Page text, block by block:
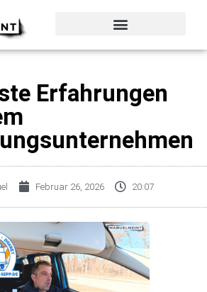
Erfahrungen
Februar 26, 2026 20:07